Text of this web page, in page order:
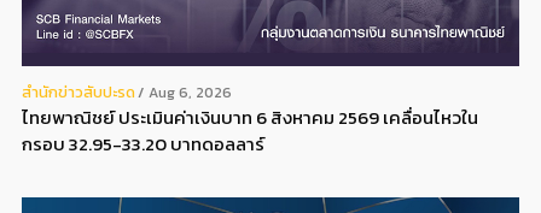
สํานักข่าวสับปะรด Aug 6, 2026
ไทยพาณิชย์ ประเมินค่าเงินบาท 6 สิงหาคม 2569 เคลื่อนไหวใน
กรอบ 32.95-33.20 บาทดอลลาร์